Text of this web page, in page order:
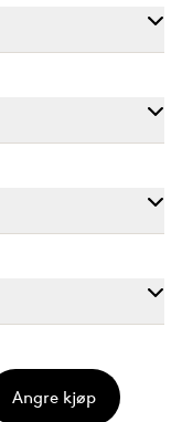
Angre kjøp